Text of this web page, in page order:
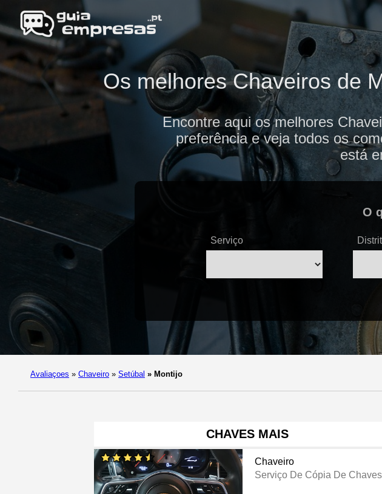
Os melhores Chaveiros de
Encontre aqui os melhores
preferência e veja todos os
está
O
Serviço
Avaliaçoes » Chaveiro » Setúbal » Montijo
CHAVES MAIS
Chaveiro
Serviço De Cópia De Chaves